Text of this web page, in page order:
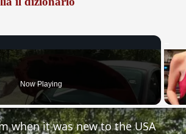
Now Playing
when it was new to the USA